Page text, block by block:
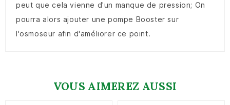
peut que cela vienne d'un manque de pression; On
pourra alors ajouter une pompe Booster sur
l'osmoseur afin d'améliorer ce point.
VOUS AIMEREZ AUSSI